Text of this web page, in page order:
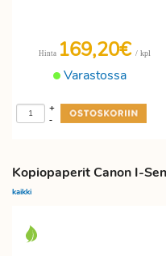
Varastossa
Hinta 169,20€ / kpl
-
+
Kopiopaperit Canon I-
kaikki